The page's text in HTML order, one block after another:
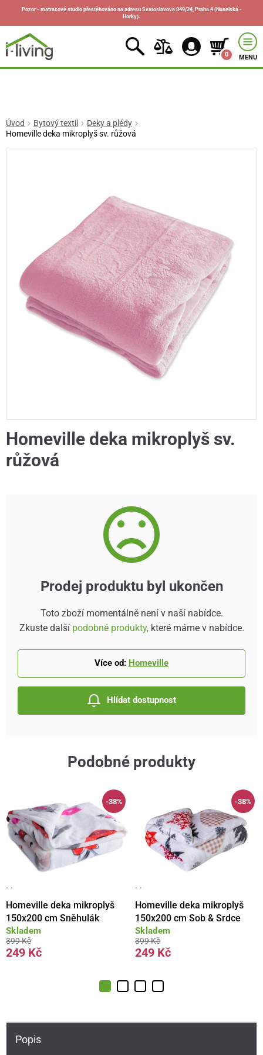
Pozor - matracové studio přestěhováno na adresu Svatoslavova 849/24, Praha 4 (Nuselská -
Horky).
0 MENU
Úvod Bytový textil
Deky a plédy
Homeville deka mikroplyš sv. růžová
Homeville deka mikroplyš sv.
růžová
Prodej produktu byl ukončen
Toto zboží momentálně není v naší nabídce.
Zkuste další podobné produkty,které máme v nabídce.
Více od: Homeville
Hlídat dostupnost
Podobné produkty
-38%
· ·
Homeville deka mikroplyš
150x200 cm Sněhulák
Skladem
399 Kč
249 Kč
-38%
· ·
Homeville deka mikroplyš
150x200 cm Sob & Srdce
Skladem
399 Kč
249 Kč
Popis